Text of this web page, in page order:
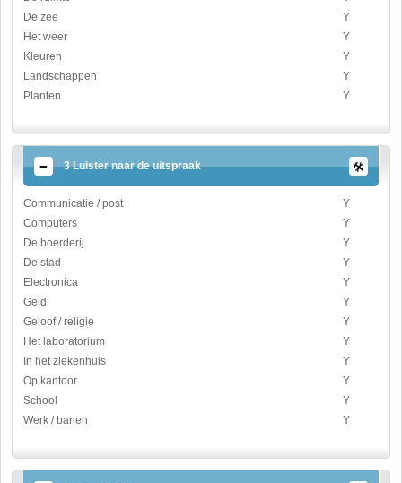
De zee
Y
Het weer
Y
Kleuren
Y
Landschappen
Y
Planten
Y
3 Luister naar de uitspraak
Communicatie / post
Y
Computers
Y
De boerderij
Y
De stad
Y
Electronica
Y
Geld
Y
Geloof / religie
Y
Het laboratorium
Y
In het ziekenhuis
Y
Op kantoor
Y
School
Y
Werk / banen
Y